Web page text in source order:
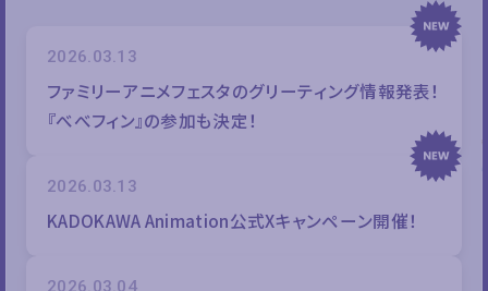
2026.03.13
ファミリーアニメフェスタのグリーティング情報発表！
『べべフィン』の参加も決定！
2026.03.13
KADOKAWA Animation公式Xキャンペーン開催！
2026.03.04